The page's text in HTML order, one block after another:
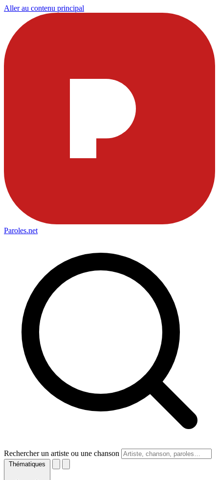
Aller au contenu principal
Paroles.net
Rechercher un artiste ou une chanson
Thématiques